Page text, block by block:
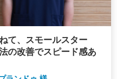
て、スモールスター
の改善でスピード感あ